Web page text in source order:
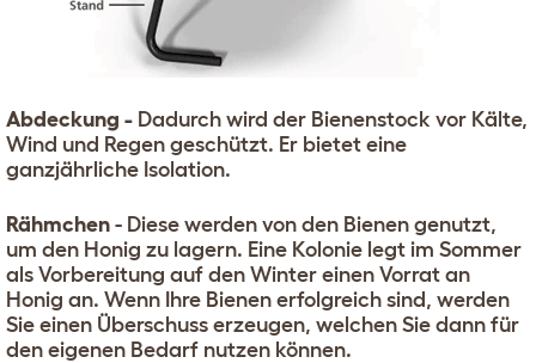
Abdeckung - Dadurch wird der Bienenstock vor Kälte,
Wind und Regen geschützt. Er bietet eine
ganzjährliche Isolation.
Rähmchen - Diese werden von den Bienen genutzt,
um den Honig zu lagern. Eine Kolonie legt im Sommer
als Vorbereitung auf den Winter einen Vorrat an
Honig an. Wenn Ihre Bienen erfolgreich sind, werden
Sie einen Überschuss erzeugen, welchen Sie dann für
den eigenen Bedarf nutzen können.